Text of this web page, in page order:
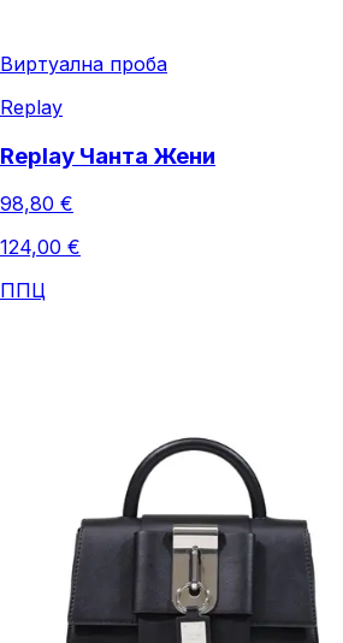
Виртуална проба
Replay
Replay Чанта Жени
98,80 €
124,00 €
ППЦ